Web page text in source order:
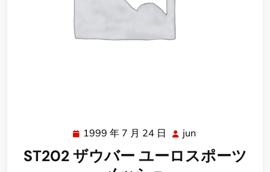
1999 年 7 月 24 日 1999
年
7
jun
ST202 ザウバー ユーロスポーツ